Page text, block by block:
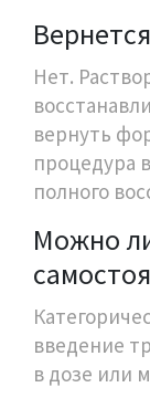
Нет.
вернуть
процедура
полного
Можно
введение
в дозе или